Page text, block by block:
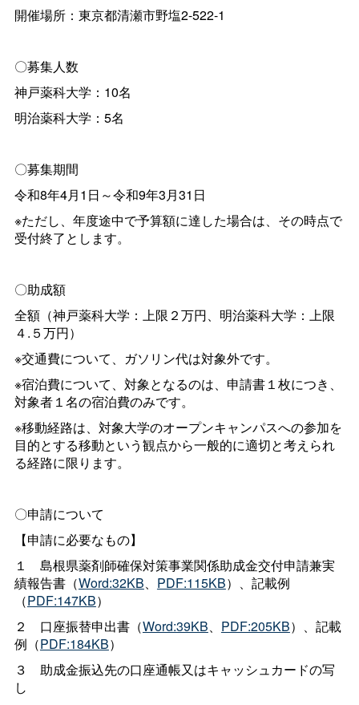
開催場所：東京都清瀬市野塩2-522-1
〇募集人数
神戸薬科大学：10名
明治薬科大学：5名
〇募集期間
令和8年4月1日～令和9年3月31日
※ただし、年度途中で予算額に達した場合は、その時点で
受付終了とします。
〇助成額
全額（神戸薬科大学：上限２万円、明治薬科大学：上限
４.５万円）
※交通費について、ガソリン代は対象外です。
※宿泊費について、対象となるのは、申請書１枚につき、
対象者１名の宿泊費のみです。
※移動経路は、対象大学のオープンキャンパスへの参加を
目的とする移動という観点から一般的に適切と考えられ
る経路に限ります。
〇申請について
【申請に必要なもの】
１ 島根県薬剤師確保対策事業関係助成金交付申請兼実
績報告書（Word:32KB、 PDF:115KB）、記載例
（PDF:147KB）
２ 口座振替申出書（Word:39KB、 PDF:205KB）、記載
例（PDF:184KB）
３ 助成金振込先の口座通帳又はキャッシュカードの写
し